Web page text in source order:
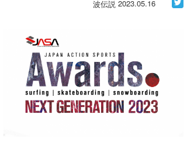
WAVE HUNTER
気象情報
ニュース
波伝説 2023.05.16
アート＆エンタメ
コラム
トラベル
ショップ情報